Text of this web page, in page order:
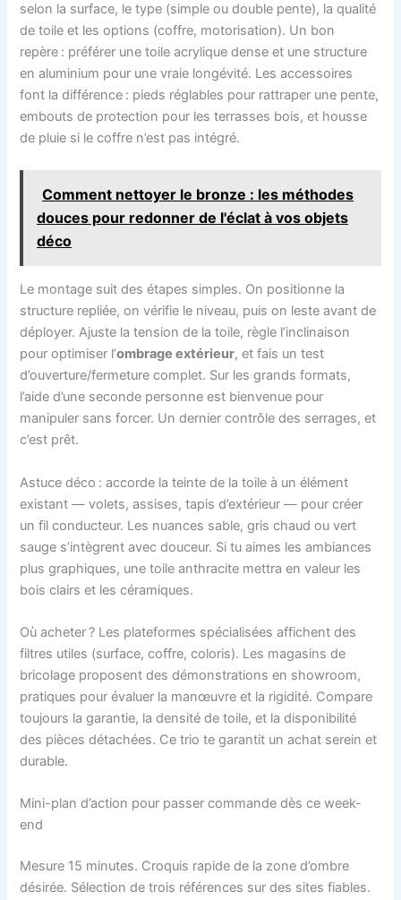
selon la surface, le type (simple ou double pente), la qualité
de toile et les options (coffre, motorisation). Un bon
repère : préférer une toile acrylique dense et une structure
en aluminium pour une vraie longévité. Les accessoires
font la différence : pieds réglables pour rattraper une pente,
embouts de protection pour les terrasses bois, et housse
de pluie si le coffre n’est pas intégré.
Comment nettoyer le bronze : les méthodes
douces pour redonner de l'éclat à vos objets
déco
Le montage suit des étapes simples. On positionne la
structure repliée, on vérifie le niveau, puis on leste avant de
déployer. Ajuste la tension de la toile, règle l’inclinaison
pour optimiser l’ombrage extérieur, et fais un test
d’ouverture/fermeture complet. Sur les grands formats,
l’aide d’une seconde personne est bienvenue pour
manipuler sans forcer. Un dernier contrôle des serrages, et
c’est prêt.
Astuce déco : accorde la teinte de la toile à un élément
existant — volets, assises, tapis d’extérieur — pour créer
un fil conducteur. Les nuances sable, gris chaud ou vert
sauge s’intègrent avec douceur. Si tu aimes les ambiances
plus graphiques, une toile anthracite mettra en valeur les
bois clairs et les céramiques.
Où acheter ? Les plateformes spécialisées affichent des
filtres utiles (surface, coffre, coloris). Les magasins de
bricolage proposent des démonstrations en showroom,
pratiques pour évaluer la manœuvre et la rigidité. Compare
toujours la garantie, la densité de toile, et la disponibilité
des pièces détachées. Ce trio te garantit un achat serein et
durable.
Mini-plan d’action pour passer commande dès ce week-
end
Mesure 15 minutes. Croquis rapide de la zone d’ombre
désirée. Sélection de trois références sur des sites fiables.